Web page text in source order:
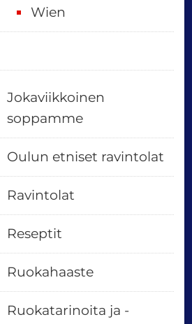
Wien
Jokaviikkoinen
soppamme
Oulun etniset ravintolat
Ravintolat
Reseptit
Ruokahaaste
Ruokatarinoita ja -